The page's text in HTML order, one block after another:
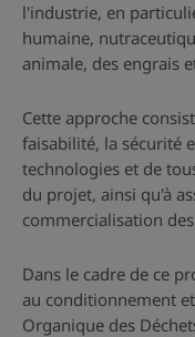
l'industrie, en
humaine,
animale, des engrais
Cette approche
faisabilité, la sécurité
technologies et de
du projet, ainsi qu'à
commercialisation
Dans le cadre de ce
au conditionnement
Organique des